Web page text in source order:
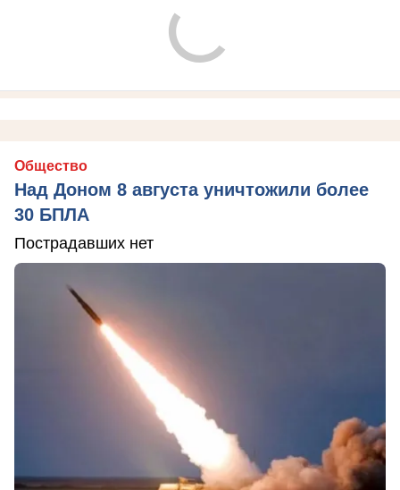
Общество
Над Доном 8 августа уничтожили более
30 БПЛА
Пострадавших нет